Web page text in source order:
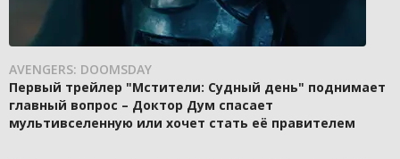
AVENGERS: DOOMSDAY
Первый трейлер "Мстители: Судный день" поднимает
главный вопрос – Доктор Дум спасает
мультивселенную или хочет стать её правителем